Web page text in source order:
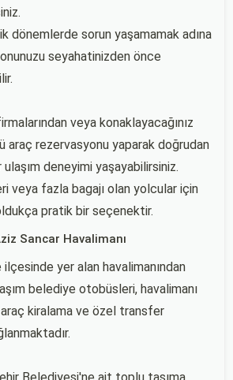
dönemlerde sorun yaşamamak adına
seyahatinizden önce
veya konaklayacağınız
rezervasyonu yaparak doğrudan
deneyimi yaşayabilirsiniz.
veya fazla bagajı olan yolcular için
pratik bir seçenektir.
Sancar Havalimanı
ilçesinde yer alan havalimanından
belediye otobüsleri, havalimanı
kiralama ve özel transfer